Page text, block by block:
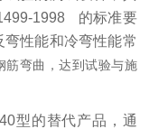
1998 的标准要
性能和冷弯性能常
筋弯曲，达到试验与施
型的替代产品，通